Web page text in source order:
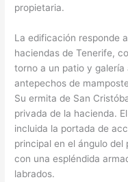
propietaria.
La edificación responde
haciendas de Tenerife,
torno a un patio y
antepechos de
Su ermita de San
privada de la hacienda.
incluida la portada de
principal en el ángulo
con una espléndida
labrados.